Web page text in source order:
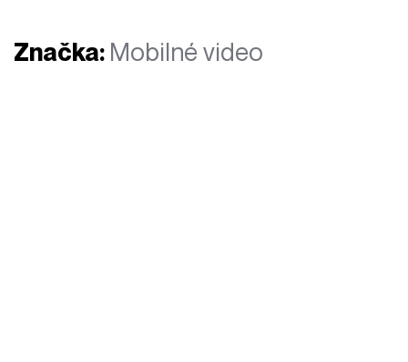
Značka: Mobilné video